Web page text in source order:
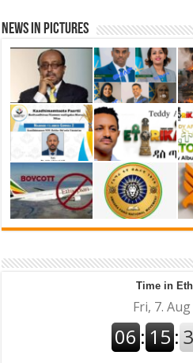
News in Pictures
Time in